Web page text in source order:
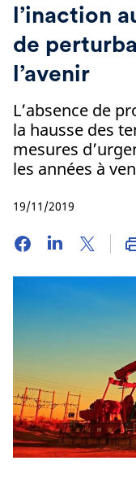
l’inaction
de
l’avenir
L’absence de
la hausse des
mesures
les années à
19/11/2019